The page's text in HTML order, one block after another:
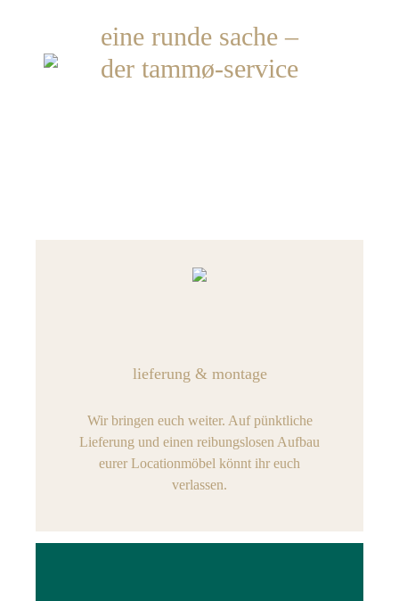
eine runde sache –
der tammø-service
lieferung & montage
Wir bringen euch weiter. Auf pünktliche
Lieferung und einen reibungslosen Aufbau
eurer Locationmöbel könnt ihr euch
verlassen.